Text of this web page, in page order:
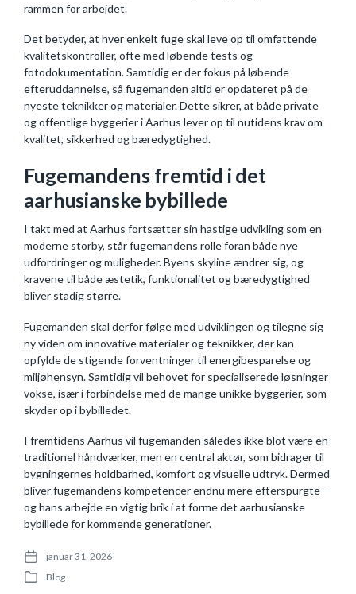
rammen for arbejdet.
Det betyder, at hver enkelt fuge skal leve op til omfattende
kvalitetskontroller, ofte med løbende tests og
fotodokumentation. Samtidig er der fokus på løbende
efteruddannelse, så fugemanden altid er opdateret på de
nyeste teknikker og materialer. Dette sikrer, at både private
og offentlige byggerier i Aarhus lever op til nutidens krav om
kvalitet, sikkerhed og bæredygtighed.
Fugemandens fremtid i det
aarhusianske bybillede
I takt med at Aarhus fortsætter sin hastige udvikling som en
moderne storby, står fugemandens rolle foran både nye
udfordringer og muligheder. Byens skyline ændrer sig, og
kravene til både æstetik, funktionalitet og bæredygtighed
bliver stadig større.
Fugemanden skal derfor følge med udviklingen og tilegne sig
ny viden om innovative materialer og teknikker, der kan
opfylde de stigende forventninger til energibesparelse og
miljøhensyn. Samtidig vil behovet for specialiserede løsninger
vokse, især i forbindelse med de mange unikke byggerier, som
skyder op i bybilledet.
I fremtidens Aarhus vil fugemanden således ikke blot være en
traditionel håndværker, men en central aktør, som bidrager til
bygningernes holdbarhed, komfort og visuelle udtryk. Dermed
bliver fugemandens kompetencer endnu mere efterspurgte –
og hans arbejde en vigtig brik i at forme det aarhusianske
bybillede for kommende generationer.
P
januar 31, 2026
P
Blog